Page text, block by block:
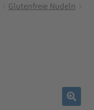
Glutenfreie Nudeln